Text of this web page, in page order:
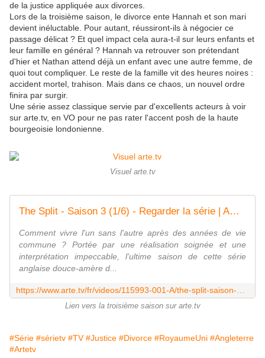
de la justice appliquée aux divorces.
Lors de la troisième saison, le divorce ente Hannah et son mari
devient inéluctable. Pour autant, réussiront-ils à négocier ce
passage délicat ? Et quel impact cela aura-t-il sur leurs enfants et
leur famille en général ? Hannah va retrouver son prétendant
d'hier et Nathan attend déjà un enfant avec une autre femme, de
quoi tout compliquer. Le reste de la famille vit des heures noires :
accident mortel, trahison. Mais dans ce chaos, un nouvel ordre
finira par surgir.
Une série assez classique servie par d'excellents acteurs à voir
sur arte.tv, en VO pour ne pas rater l'accent posh de la haute
bourgeoisie londonienne.
Visuel arte.tv
The Split - Saison 3 (1/6) - Regarder la série | ARTE
Comment vivre l'un sans l'autre après des années de vie
commune ? Portée par une réalisation soignée et une
interprétation impeccable, l'ultime saison de cette série
anglaise douce-amère d...
Lien vers la troisième saison sur arte.tv
#Série #sérietv #TV #Justice #Divorce #RoyaumeUni #Angleterre
#Artetv